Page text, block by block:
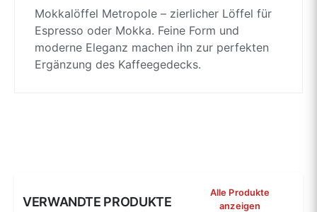
Mokkalöffel Metropole – zierlicher Löffel für
Espresso oder Mokka. Feine Form und
moderne Eleganz machen ihn zur perfekten
Ergänzung des Kaffeegedecks.
VERWANDTE PRODUKTE
Alle Produkte
anzeigen